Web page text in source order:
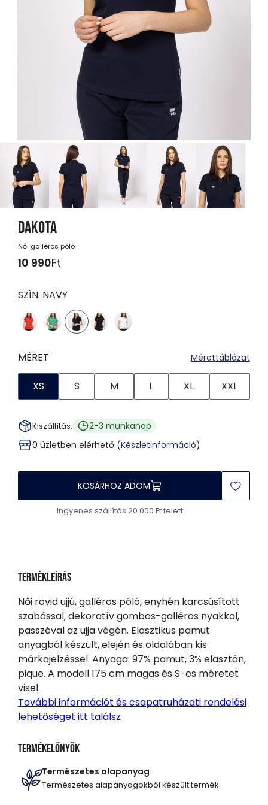
DAKOTA
Női galléros póló
10 990Ft
SZÍN: NAVY
MÉRET Mérettáblázat
XS S M L XL XXL
Kiszállítás:
2-3 munkanap
0 üzletben elérhető (Készletinformáció)
KOSÁRHOZ ADOM
Ingyenes szállítás 20.000 Ft felett
Termékleírás
Női rövid ujjú, galléros póló, enyhén karcsúsított
szabással, dekoratív gombos-galléros nyakkal,
passzéval az ujja végén. Elasztikus pamut
anyagból készült, elején és oldalában kis
márkajelzéssel. Anyaga: 97% pamut, 3% elasztán,
pique. A modell 175 cm magas és S-es méretet
visel.
További információt és csapatruházati rendelési
lehetőséget itt találsz
Termékelőnyök
Természetes alapanyag
Természetes alapanyagokból készült termék.